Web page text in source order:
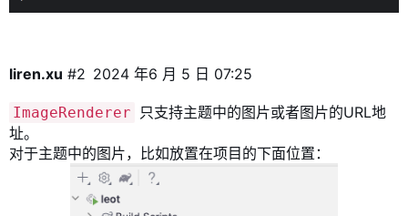
liren.xu 2024 年6 月 5 日 07:25
#2
ImageRenderer
只支持主题中的图片或者图片的URL地
址。
对于主题中的图片，比如放置在项目的下面位置：